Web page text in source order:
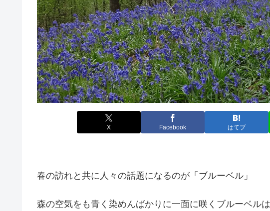
X Facebook はてブ
春の訪れと共に人々の話題になるのが「ブルーベル」
森の空気をも青く染めんばかりに一面に咲くブルーベル